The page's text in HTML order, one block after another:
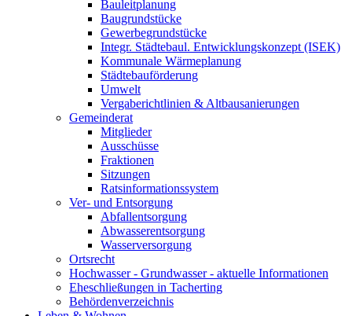
Bauleitplanung
Baugrundstücke
Gewerbegrundstücke
Integr. Städtebaul. Entwicklungskonzept (ISEK)
Kommunale Wärmeplanung
Städtebauförderung
Umwelt
Vergaberichtlinien & Altbausanierungen
Gemeinderat
Mitglieder
Ausschüsse
Fraktionen
Sitzungen
Ratsinformationssystem
Ver- und Entsorgung
Abfallentsorgung
Abwasserentsorgung
Wasserversorgung
Ortsrecht
Hochwasser - Grundwasser - aktuelle Informationen
Eheschließungen in Tacherting
Behördenverzeichnis